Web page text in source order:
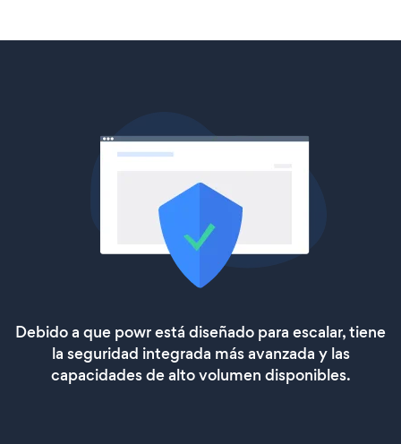
Debido a que powr está diseñado para escalar, tiene
la seguridad integrada más avanzada y las
capacidades de alto volumen disponibles.